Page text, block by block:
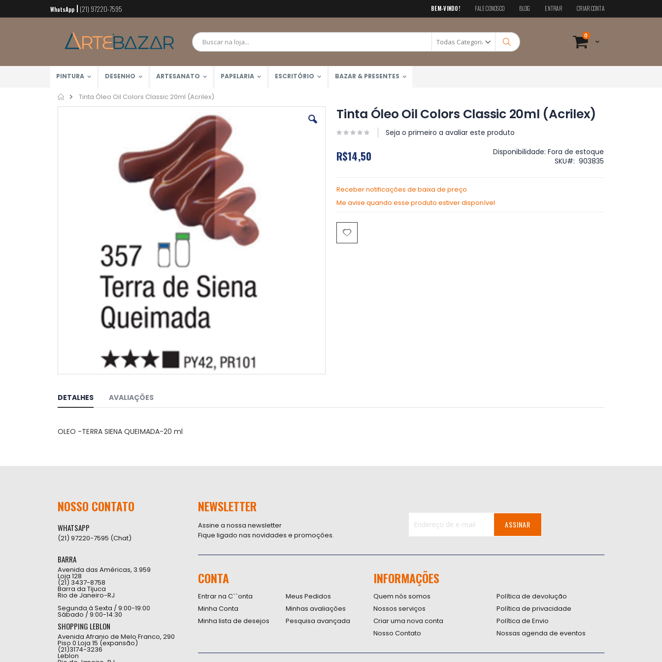
Pular
para
conteúdo
BEM-VINDO! FALE CONOSCO BLOG ENTRAR CRIAR CONTA
Cart
0 itens
Pesquisa
WhatsApp (21) 97220-7595
PINTURA DESENHO ARTESANATO PAPELARIA ESCRITÓRIO BAZAR & PRESENTES
Home
Tinta Óleo Oil Colors Classic 20ml (Acrilex)
Pular
o
início
de
Tinta Óleo Oil Colors Classic 20ml (Acrilex)
Seja o primeiro a avaliar este produto
R$14,50 Disponibilidade: Fora de estoque
SKU
903835
Receber notificações de baixa de preço
Me avise quando esse produto estiver disponível
DETALHES
OLEO -TERRA SIENA QUEIMADA-20 ml
AVALIAÇÕES
NOSSO CONTATO
WHATSAPP
(21) 97220-7595 (Chat)
BARRA
Avenida das Américas, 3.959
Loja 128
(21) 3437-8758
Barra da Tijuca
Rio de Janeiro-RJ
Segunda à Sexta / 9:00-19:00
Sábado / 9:00-14:30
SHOPPING LEBLON
Avenida Afranio de Melo Franco, 290
Piso 0 Loja 15 (expansão)
(21)3174-3236
Leblon
NEWSLETTER
Assine a nossa newsletter
Fique ligado nas novidades e promoções.
nossa
Newsletter:
ASSINAR
CONTA
Entrar na C``onta
Minha Conta
Minha lista de desejos
Meus Pedidos
Minhas avaliações
Pesquisa avançada
INFORMAÇÕES
Quem nós somos
Nossos serviços
Criar uma nova conta
Nosso Contato
Política de devolução
Política de privacidade
Política de Envio
Nossas agenda de eventos